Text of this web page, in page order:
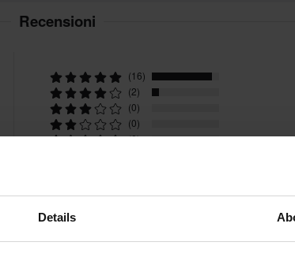
Details
Recensioni
(16)
(2)
(0)
(0)
(0)